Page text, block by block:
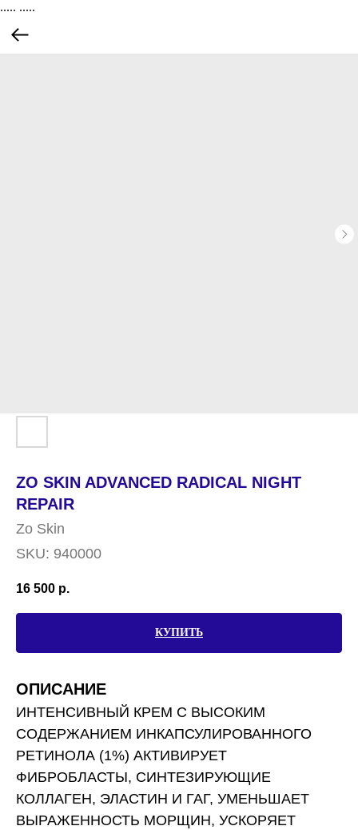
..... .....
ZO SKIN ADVANCED RADICAL NIGHT
REPAIR
Zo Skin
SKU: 940000
16 500 р.
КУПИТЬ
ОПИСАНИЕ
ИНТЕНСИВНЫЙ КРЕМ С ВЫСОКИМ
СОДЕРЖАНИЕМ ИНКАПСУЛИРОВАННОГО
РЕТИНОЛА (1%) АКТИВИРУЕТ
ФИБРОБЛАСТЫ, СИНТЕЗИРУЮЩИЕ
КОЛЛАГЕН, ЭЛАСТИН И ГАГ, УМЕНЬШАЕТ
ВЫРАЖЕННОСТЬ МОРЩИН, УСКОРЯЕТ